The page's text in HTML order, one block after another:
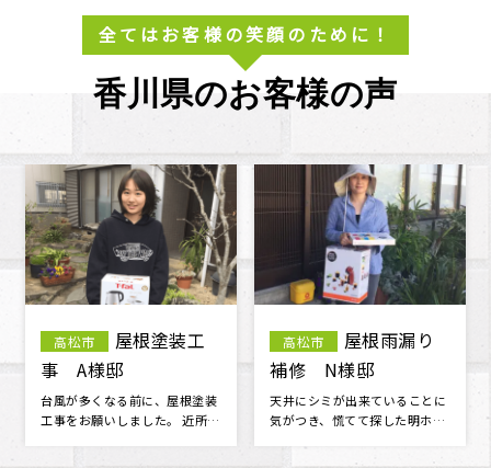
全てはお客様の笑顔のために！
香川県のお客様の声
三木町
袖瓦補修・
漆喰工事 M様邸
工事の仕上がりには100％満足
です。 担当者並びに作業員さん